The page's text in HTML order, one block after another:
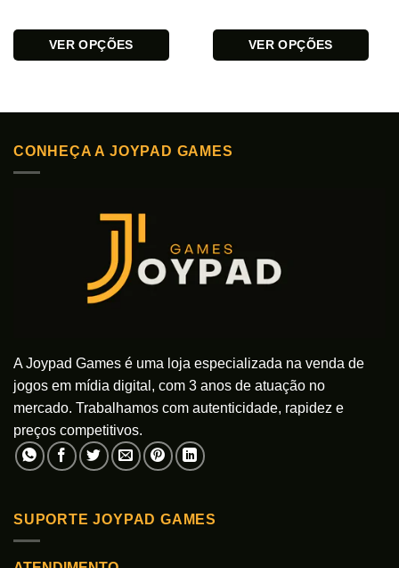
VER OPÇÕES
variantes.
VER OPÇÕES
variantes.
na
página
CONHEÇA A JOYPAD GAMES
A Joypad Games é uma loja especializada na venda de
jogos em mídia digital, com 3 anos de atuação no
mercado. Trabalhamos com autenticidade, rapidez e
preços competitivos.
SUPORTE JOYPAD GAMES